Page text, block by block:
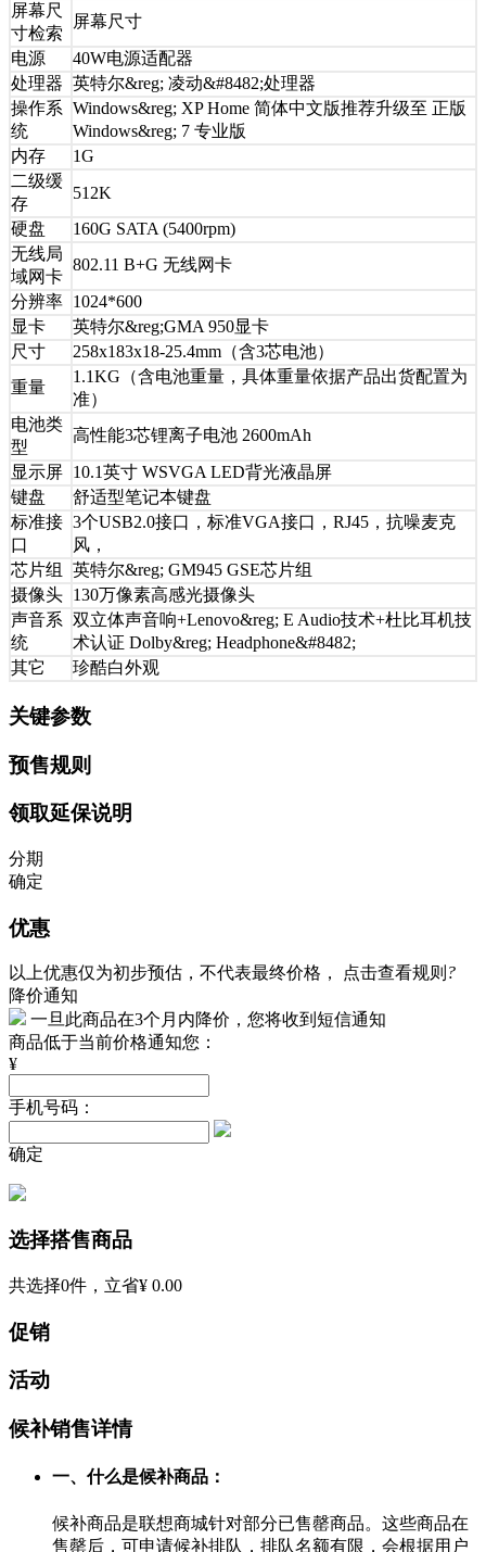
屏幕尺
寸检索
屏幕尺寸
电源
40W电源适配器
处理器 英特尔&reg; 凌动&#8482;处理器
操作系
统
Windows&reg; XP Home 简体中文版推荐升级至 正版
Windows&reg; 7 专业版
内存
1G
二级缓
存
512K
硬盘
160G SATA (5400rpm)
无线局
域网卡
802.11 B+G 无线网卡
分辨率 1024*600
显卡
英特尔&reg;GMA 950显卡
尺寸
258x183x18-25.4mm（含3芯电池）
重量
1.1KG（含电池重量，具体重量依据产品出货配置为
准）
电池类
型
高性能3芯锂离子电池 2600mAh
显示屏 10.1英寸 WSVGA LED背光液晶屏
键盘
舒适型笔记本键盘
标准接
口
3个USB2.0接口，标准VGA接口，RJ45，抗噪麦克
风，
芯片组
英特尔&reg; GM945 GSE芯片组
摄像头 130万像素高感光摄像头
声音系
统
双立体声音响+Lenovo&reg; E Audio技术+杜比耳机技
术认证 Dolby&reg; Headphone&#8482;
其它
珍酷白外观
关键参数
预售规则
领取延保说明
分期
确定
优惠
以上优惠仅为初步预估，不代表最终价格， 点击查看规则 ?
降价通知
一旦此商品在3个月内降价，您将收到短信通知
商品低于当前价格通知您：
¥
手机号码：
确定
选择搭售商品
共选择0件，立省¥ 0.00
促销
活动
候补销售详情
一、什么是候补商品：
候补商品是联想商城针对部分已售罄商品。这些商品在
售罄后，可申请候补排队，排队名额有限，会根据用户